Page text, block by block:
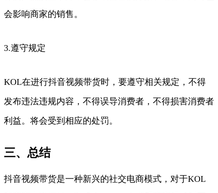
会影响商家的销售。
3.遵守规定
KOL在进行抖音视频带货时，要遵守相关规定，不得
发布违法违规内容，不得误导消费者，不得损害消费者
利益。将会受到相应的处罚。
三、总结
抖音视频带货是一种新兴的社交电商模式，对于KOL